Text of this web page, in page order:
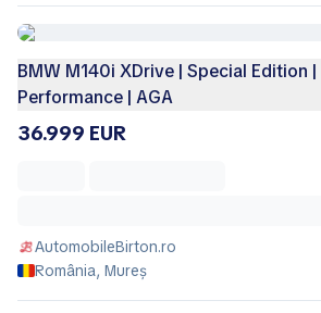
BMW M140i XDrive | Special Edition |
Performance | AGA
36.999 EUR
AutomobileBirton.ro
România, Mureș